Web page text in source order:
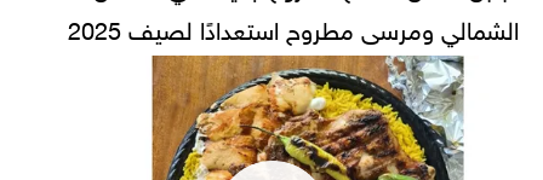
الشمالي ومرسى مطروح استعدادًا لصيف 2025